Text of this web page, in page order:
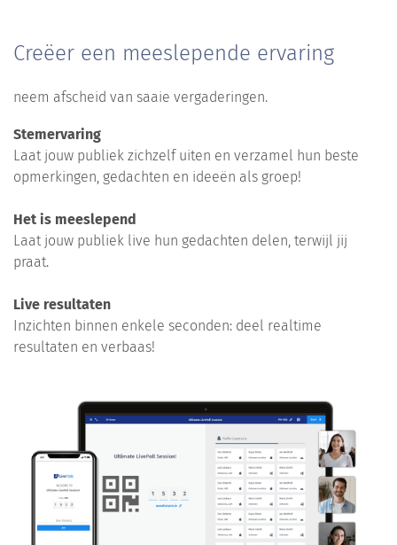
Creëer een meeslepende ervaring
neem afscheid van saaie vergaderingen.
Stemervaring
Laat jouw publiek zichzelf uiten en verzamel hun beste
opmerkingen, gedachten en ideeën als groep!
Het is meeslepend
Laat jouw publiek live hun gedachten delen, terwijl jij
praat.
Live resultaten
Inzichten binnen enkele seconden: deel realtime
resultaten en verbaas!